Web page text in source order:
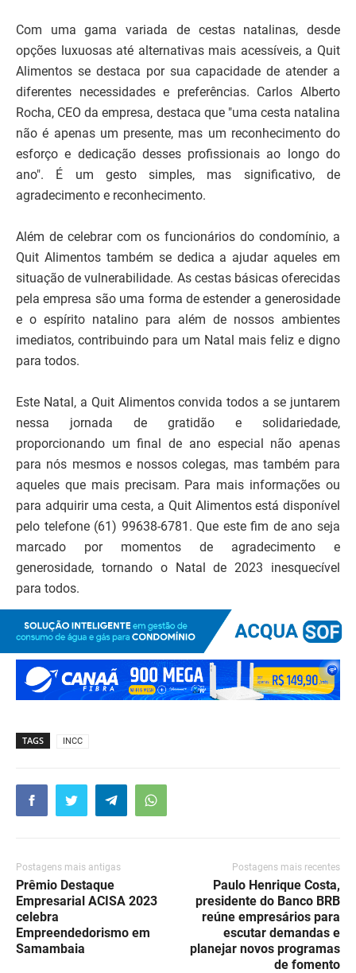
Com uma gama variada de cestas natalinas, desde
opções luxuosas até alternativas mais acessíveis, a Quit
Alimentos se destaca por sua capacidade de atender a
diferentes necessidades e preferências. Carlos Alberto
Rocha, CEO da empresa, destaca que "uma cesta natalina
não é apenas um presente, mas um reconhecimento do
esforço e dedicação desses profissionais ao longo do
ano". É um gesto simples, mas significativo, de
agradecimento e reconhecimento.
Além de celebrar com os funcionários do condomínio, a
Quit Alimentos também se dedica a ajudar aqueles em
situação de vulnerabilidade. As cestas básicas oferecidas
pela empresa são uma forma de estender a generosidade
e o espírito natalino para além de nossos ambientes
imediatos, contribuindo para um Natal mais feliz e digno
para todos.
Este Natal, a Quit Alimentos convida todos a se juntarem
nessa jornada de gratidão e solidariedade,
proporcionando um final de ano especial não apenas
para nós mesmos e nossos colegas, mas também para
aqueles que mais precisam. Para mais informações ou
para adquirir uma cesta, a Quit Alimentos está disponível
pelo telefone (61) 99638-6781. Que este fim de ano seja
marcado por momentos de agradecimento e
generosidade, tornando o Natal de 2023 inesquecível
para todos.
TAGS INCC
Postagens mais antigas
Prêmio Destaque
Empresarial ACISA 2023
celebra
Empreendedorismo em
Samambaia
Postagens mais recentes
Paulo Henrique Costa,
presidente do Banco BRB
reúne empresários para
escutar demandas e
planejar novos programas
de fomento